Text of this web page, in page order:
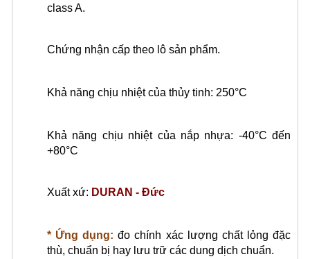
class A.
Chứng nhận cấp theo lô sản phẩm.
Khả năng chịu nhiệt của thủy tinh: 250°C
Khả năng chịu nhiệt của nắp nhựa: -40°C đến
+80°C
Xuất xứ: DURAN - Đức
* Ứng dụng: đo chính xác lượng chất lỏng đặc
thù, chuẩn bị hay lưu trữ các dung dịch chuẩn.